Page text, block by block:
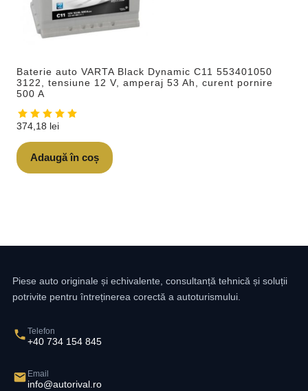
Baterie auto VARTA Black Dynamic C11 553401050
3122, tensiune 12 V, amperaj 53 Ah, curent pornire
500 A
374,18 lei
Adaugă în coș
Piese auto originale și echivalente, consultanță tehnică și soluții
potrivite pentru întreținerea corectă a autoturismului.
Telefon
+40 734 154 845
Email
info@autorival.ro